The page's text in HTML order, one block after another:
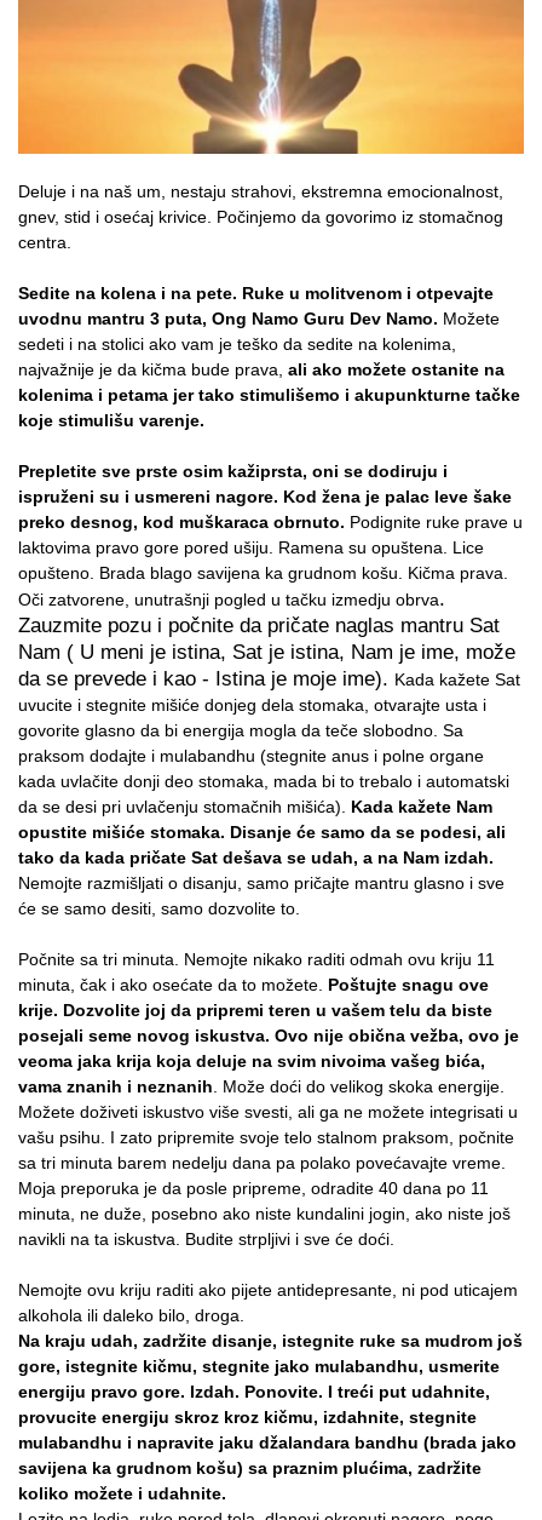
Deluje i na naš um, nestaju strahovi, ekstremna emocionalnost,
gnev, stid i osećaj krivice. Počinjemo da govorimo iz stomačnog
centra.
Sedite na kolena i na pete. Ruke u molitvenom i otpevajte
uvodnu mantru 3 puta, Ong Namo Guru Dev Namo. Možete
sedeti i na stolici ako vam je teško da sedite na kolenima,
najvažnije je da kičma bude prava, ali ako možete ostanite na
kolenima i petama jer tako stimulišemo i akupunkturne tačke
koje stimulišu varenje.
Prepletite sve prste osim kažiprsta, oni se dodiruju i
ispruženi su i usmereni nagore. Kod žena je palac leve šake
preko desnog, kod muškaraca obrnuto. Podignite ruke prave u
laktovima pravo gore pored ušiju. Ramena su opuštena. Lice
opušteno. Brada blago savijena ka grudnom košu. Kičma prava.
Oči zatvorene, unutrašnji pogled u tačku izmedju obrva.
Zauzmite pozu i počnite da pričate naglas mantru Sat
Nam ( U meni je istina, Sat je istina, Nam je ime, može
da se prevede i kao - Istina je moje ime). Kada kažete Sat
uvucite i stegnite mišiće donjeg dela stomaka, otvarajte usta i
govorite glasno da bi energija mogla da teče slobodno. Sa
praksom dodajte i mulabandhu (stegnite anus i polne organe
kada uvlačite donji deo stomaka, mada bi to trebalo i automatski
da se desi pri uvlačenju stomačnih mišića). Kada kažete Nam
opustite mišiće stomaka. Disanje će samo da se podesi, ali
tako da kada pričate Sat dešava se udah, a na Nam izdah.
Nemojte razmišljati o disanju, samo pričajte mantru glasno i sve
će se samo desiti, samo dozvolite to.
Počnite sa tri minuta. Nemojte nikako raditi odmah ovu kriju 11
minuta, čak i ako osećate da to možete. Poštujte snagu ove
krije. Dozvolite joj da pripremi teren u vašem telu da biste
posejali seme novog iskustva. Ovo nije obična vežba, ovo je
veoma jaka krija koja deluje na svim nivoima vašeg bića,
vama znanih i neznanih . Može doći do velikog skoka energije.
Možete doživeti iskustvo više svesti, ali ga ne možete integrisati u
vašu psihu. I zato pripremite svoje telo stalnom praksom, počnite
sa tri minuta barem nedelju dana pa polako povećavajte vreme.
Moja preporuka je da posle pripreme, odradite 40 dana po 11
minuta, ne duže, posebno ako niste kundalini jogin, ako niste još
navikli na ta iskustva. Budite strpljivi i sve će doći.
Nemojte ovu kriju raditi ako pijete antidepresante, ni pod uticajem
alkohola ili daleko bilo, droga.
Na kraju udah, zadržite disanje, istegnite ruke sa mudrom još
gore, istegnite kičmu, stegnite jako mulabandhu, usmerite
energiju pravo gore. Izdah. Ponovite. I treći put udahnite,
provucite energiju skroz kroz kičmu, izdahnite, stegnite
mulabandhu i napravite jaku džalandara bandhu (brada jako
savijena ka grudnom košu) sa praznim plućima, zadržite
koliko možete i udahnite.